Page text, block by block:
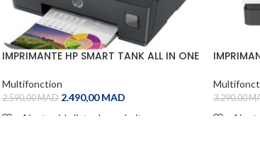
IMPRIMANTE HP SMART TANK ALL IN ONE
Multifonction
2.590,00MAD 2.490,00MAD
Ajouter à la liste de souhaits
3.290,00